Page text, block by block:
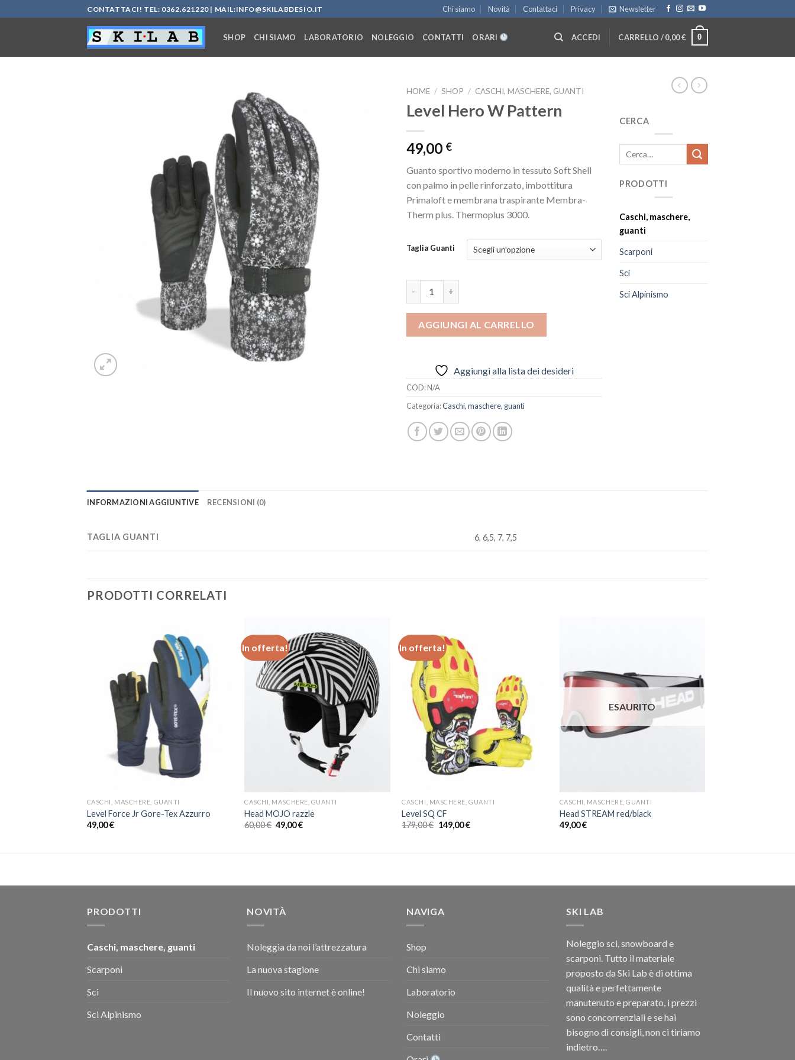
ai
CONTATTACI! TEL: 0362.621220 | MAIL:INFO@SKILABDESIO.IT Chi siamo Novità Contattaci Privacy Newsletter
SHOP CHI SIAMO LABORATORIO NOLEGGIO CONTATTI ORARI ACCEDI CARRELLO /0,00€ 0
HOME / SHOP / CASCHI, MASCHERE, GUANTI
Level Hero W Pattern
49,00 €
Guanto sportivo moderno in tessuto Soft Shell
con palmo in pelle rinforzato, imbottitura
Primaloft e membrana traspirante Membra-
Therm plus. Thermoplus 3000.
Taglia Guanti
AGGIUNGI AL CARRELLO
Aggiungi alla lista dei desideri
COD:N/A
Categoria:Caschi, maschere, guanti
CERCA
PRODOTTI
Caschi, maschere,
guanti
Scarponi
Sci
Sci Alpinismo
INFORMAZIONI AGGIUNTIVE RECENSIONI (0)
TAGLIA GUANTI 6, 6,5, 7, 7,5
PRODOTTI CORRELATI
Aggiungi
alla lista
desideri
CASCHI, MASCHERE, GUANTI
Level Force Jr Gore-Tex Azzurro
49,00€
In offerta!
Aggiungi
alla lista
dei
desideri
CASCHI, MASCHERE, GUANTI
Head MOJO razzle
60,00€ Il
prezzo
49,00€Il
In offerta!
alla lista
dei
desideri
CASCHI, MASCHERE, GUANTI
Level SQ CF
179,00€ Il
prezzo
149,00€Il
alla lista
dei
desideri
ESAURITO
CASCHI, MASCHERE, GUANTI
Head STREAM red/black
49,00€
PRODOTTI
Caschi, maschere, guanti
Scarponi
Sci
Sci Alpinismo
NOVITÀ
Noleggia da noi l’attrezzatura
La nuova stagione
Il nuovo sito internet è online!
NAVIGA
Shop
Chi siamo
Laboratorio
Noleggio
Contatti
SKI LAB
Noleggio sci, snowboard e
scarponi. Tutto il materiale
proposto da Ski Lab è di ottima
qualità e perfettamente
manutenuto e preparato, i prezzi
sono concorrenziali e se hai
bisogno di consigli, non ci tiriamo
indietro….